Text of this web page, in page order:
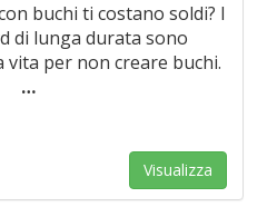
buchi ti costano soldi? I
di lunga durata sono
per non creare buchi.
…
Visualizza